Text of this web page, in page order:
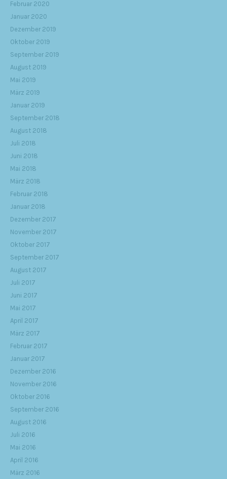
Februar 2020
Januar 2020
Dezember 2019
Oktober 2019
September 2019
August 2019
Mai 2019
März 2019
Januar 2019
September 2018
August 2018
Juli 2018
Juni 2018
Mai 2018
März 2018
Februar 2018
Januar 2018
Dezember 2017
November 2017
Oktober 2017
September 2017
August 2017
Juli 2017
Juni 2017
Mai 2017
April 2017
März 2017
Februar 2017
Januar 2017
Dezember 2016
November 2016
Oktober 2016
September 2016
August 2016
Juli 2016
Mai 2016
April 2016
März 2016